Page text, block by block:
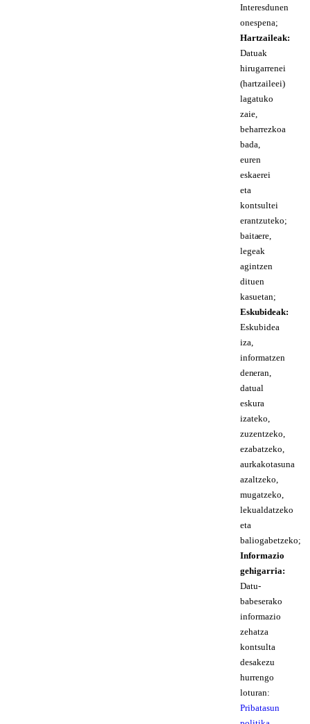
Interesdunen
onespena;
Hartzaileak:
Datuak
hirugarrenei
(hartzaileei)
lagatuko
zaie,
beharrezkoa
bada,
euren
eskaerei
eta
kontsultei
erantzuteko;
baita ere,
legeak
agintzen
dituen
kasuetan;
Eskubideak:
Eskubidea
iza,
informatzen
den eran,
datual
eskura
izateko,
zuzentzeko,
ezabatzeko,
aurkakotasuna
azaltzeko,
mugatzeko,
lekualdatzeko
eta
baliogabetzeko;
Informazio
gehigarria:
Datu-
babeserako
informazio
zehatza
kontsulta
desakezu
hurrengo
loturan:
Pribatasun